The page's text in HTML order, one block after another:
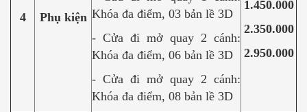
4 Phụ kiện Khóa đa điểm, 03 bản lề 3D
- Cửa đi mở quay 2 cánh:
Khóa đa điểm, 06 bản lề 3D
- Cửa đi mở quay 2 cánh:
Khóa đa điểm, 08 bản lề 3D
1.450.000
2.350.000
2.950.000